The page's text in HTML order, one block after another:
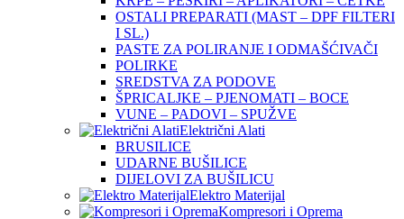
OSTALI PREPARATI (MAST – DPF FILTERI
I SL.)
PASTE ZA POLIRANJE I ODMAŠĆIVAČI
POLIRKE
SREDSTVA ZA PODOVE
ŠPRICALJKE – PJENOMATI – BOCE
VUNE – PADOVI – SPUŽVE
Električni Alati
BRUSILICE
UDARNE BUŠILICE
DIJELOVI ZA BUŠILICU
Elektro Materijal
Kompresori i Oprema